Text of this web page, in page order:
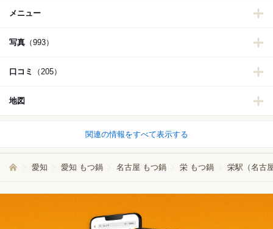
メニュー
写真 （993）
口コミ （205）
地図
関連の情報をすべて表示する
愛知 愛知 もつ鍋 名古屋 もつ鍋 栄 もつ鍋 栄駅（名古